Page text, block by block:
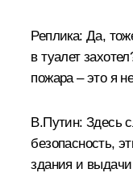
Реплика: Да,
в туалет
пожара – это я
В.Путин: Здесь
безопасность,
здания и